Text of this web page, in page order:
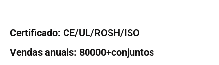
Certificado: CE/UL/ROSH/ISO
Vendas anuais: 80000+conjuntos